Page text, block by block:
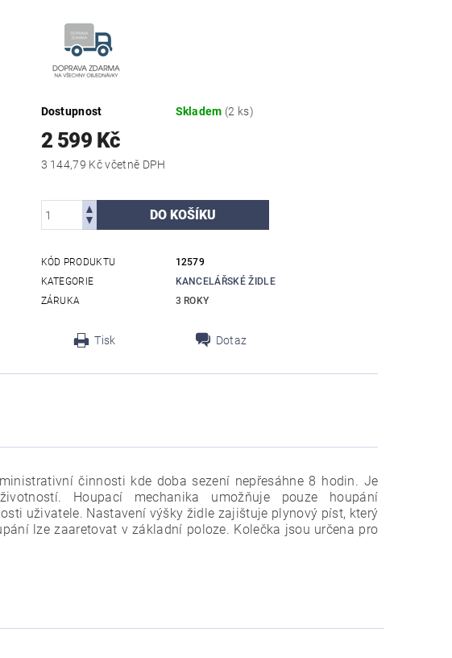
Dostupnost Skladem (2 ks)
2 599 Kč
3 144,79 Kč včetně DPH
KÓD PRODUKTU
12579
KATEGORIE
KANCELÁŘSKÉ ŽIDLE
ZÁRUKA
3 ROKY
Tisk Dotaz
činnosti kde doba sezení nepřesáhne 8 hodin. Je
Houpací mechanika umožňuje pouze houpání
uživatele. Nastavení výšky židle zajištuje plynový píst, který
lze zaaretovat v základní poloze. Kolečka jsou určena pro